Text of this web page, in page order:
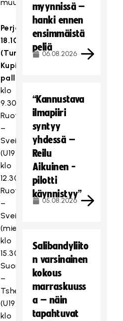
muutoksiin)
Perjantai
18.10.
(Turku,
Kupittaan
palloiluhalli)
klo
9.30
Ruotsi
–
Sveitsi
(U19)
klo
12.30
Ruotsi
–
Sveitsi
(miehet)
klo
15.30
Suomi
–
Tshekki
(U19)
klo
myynnissä –
hanki ennen
ensimmäistä
peliä
06.08.2026
“Kannustava
ilmapiiri
syntyy
yhdessä –
Reilu
Aikuinen -
pilotti
käynnistyy”
05.08.2026
Salibandyliito
n varsinainen
kokous
marraskuuss
a – näin
tapahtuvat